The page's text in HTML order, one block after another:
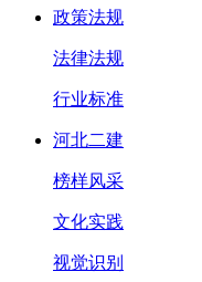
政策法规
法律法规
行业标准
河北二建
榜样风采
文化实践
视觉识别